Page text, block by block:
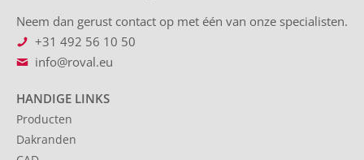
Neem dan gerust contact op met één van onze specialisten.
+31 492 56 10 50
info@roval.eu
HANDIGE LINKS
Producten
Dakranden